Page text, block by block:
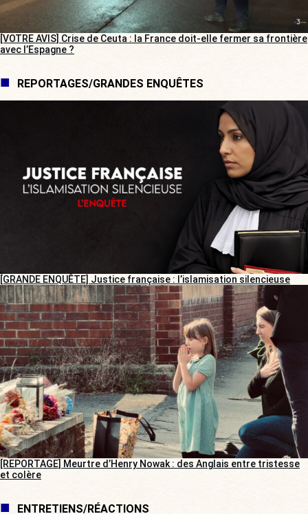
[VOTRE AVIS] Crise de Ceuta : la France doit-elle fermer sa frontière
avec l’Espagne ?
REPORTAGES/GRANDES ENQUÊTES
[GRANDE ENQUÊTE] Justice française : l’islamisation silencieuse
[REPORTAGE] Meurtre d’Henry Nowak : des Anglais entre tristesse
et colère
ENTRETIENS/RÉACTIONS